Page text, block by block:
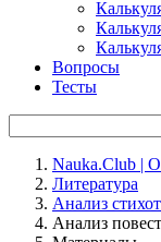
Вопросы
Тесты
Nauka.Club |
Литература
Анализ
Анализ